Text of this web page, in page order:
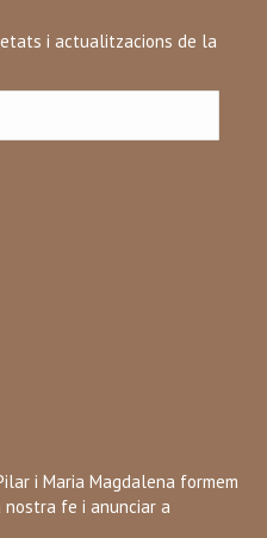
i actualitzacions de la
i Maria Magdalena formem
fe i anunciar a